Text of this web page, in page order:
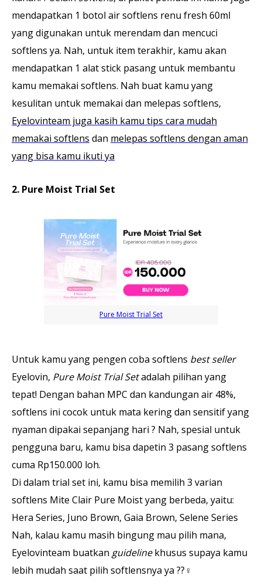
mendapatkan 1 botol air softlens renu fresh 60ml
yang digunakan untuk merendam dan mencuci
softlens ya. Nah, untuk item terakhir, kamu akan
mendapatkan 1 alat stick pasang untuk membantu
kamu memakai softlens. Nah buat kamu yang
kesulitan untuk memakai dan melepas softlens,
Eyelovinteam juga kasih kamu tips cara mudah
memakai softlens dan melepas softlens dengan aman
yang bisa kamu ikuti ya
2. Pure Moist Trial Set
Pure Moist Trial Set
Untuk kamu yang pengen coba softlens best seller
Eyelovin, Pure Moist Trial Setadalah pilihan yang
tepat! Dengan bahan MPC dan kandungan air 48%,
softlens ini cocok untuk mata kering dan sensitif yang
nyaman dipakai sepanjang hari ? Nah, spesial untuk
pengguna baru, kamu bisa dapetin 3 pasang softlens
cuma Rp150.000 loh.
Di dalam trial set ini, kamu bisa memilih 3 varian
softlens Mite Clair Pure Moist yang berbeda, yaitu:
Hera Series, Juno Brown, Gaia Brown, Selene Series
Nah, kalau kamu masih bingung mau pilih mana,
Eyelovinteam buatkan guidelinekhusus supaya kamu
lebih mudah saat pilih softlensnya ya ??‍♀️